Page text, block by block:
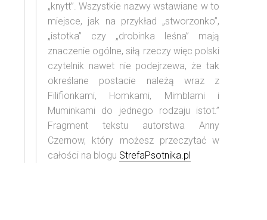
„knytt”. Wszystkie nazwy wstawiane w to
miejsce, jak na przykład „stworzonko”,
„istotka” czy „drobinka leśna” mają
znaczenie ogólne, siłą rzeczy więc polski
czytelnik nawet nie podejrzewa, że tak
określane postacie należą wraz z
Filifionkami, Homkami, Mimblami i
Muminkami do jednego rodzaju istot.”
Fragment tekstu autorstwa Anny
Czernow, który możesz przeczytać w
całości na blogu StrefaPsotnika.pl